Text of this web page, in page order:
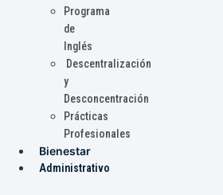
Programa
de
Inglés
Descentralización
y
Desconcentración
Prácticas
Profesionales
Bienestar
Administrativo